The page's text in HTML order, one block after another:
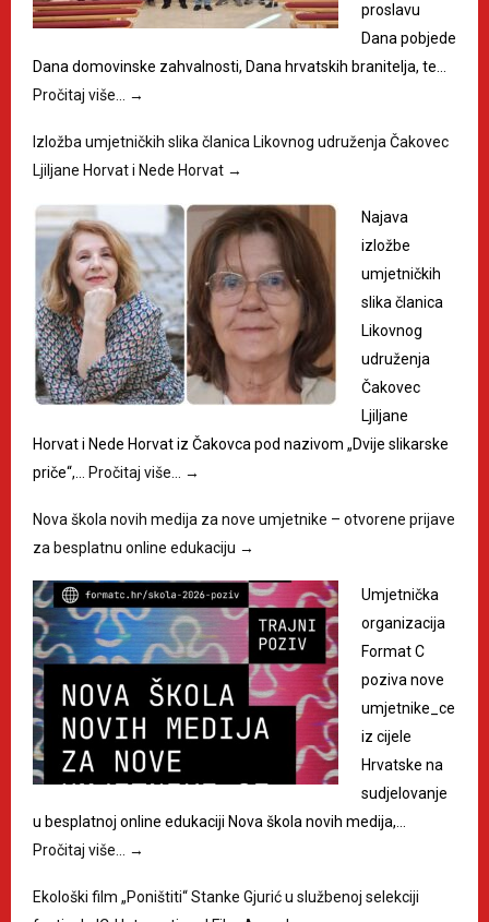
proslavu
Dana pobjede
Dana domovinske zahvalnosti, Dana hrvatskih branitelja, te…
Pročitaj više… →
Izložba umjetničkih slika članica Likovnog udruženja Čakovec
Ljiljane Horvat i Nede Horvat →
Najava
izložbe
umjetničkih
slika članica
Likovnog
udruženja
Čakovec
Ljiljane
Horvat i Nede Horvat iz Čakovca pod nazivom „Dvije slikarske
priče“,… Pročitaj više… →
Nova škola novih medija za nove umjetnike – otvorene prijave
za besplatnu online edukaciju →
Umjetnička
organizacija
Format C
poziva nove
umjetnike_ce
iz cijele
Hrvatske na
sudjelovanje
u besplatnoj online edukaciji Nova škola novih medija,…
Pročitaj više… →
Ekološki film „Poništiti“ Stanke Gjurić u službenoj selekciji